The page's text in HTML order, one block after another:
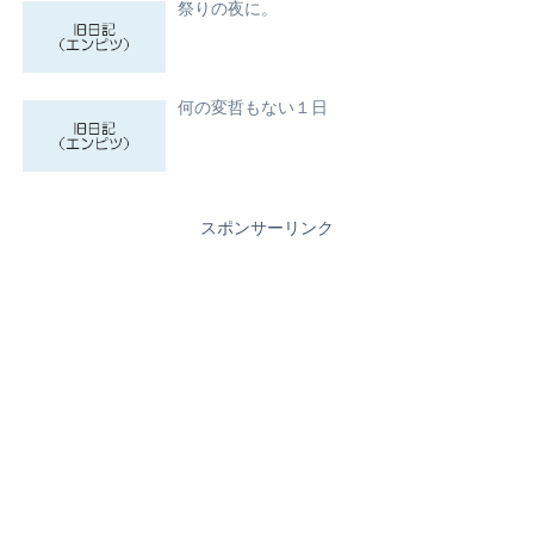
祭りの夜に。
何の変哲もない１日
スポンサーリンク